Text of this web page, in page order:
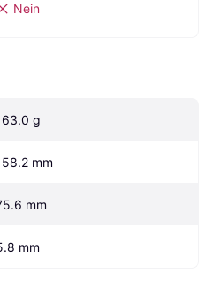
Nein
g
mm
mm
mm